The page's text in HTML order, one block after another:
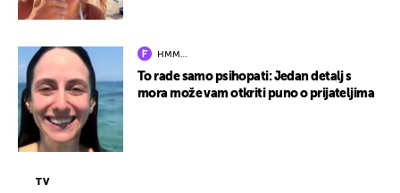
HMM…
To rade samo psihopati: Jedan detalj s
mora može vam otkriti puno o prijateljima
TV